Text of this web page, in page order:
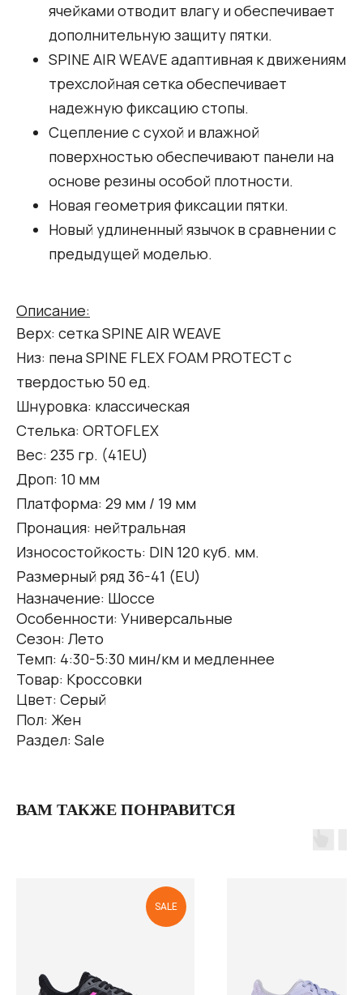
ячейками отводит влагу и обеспечивает
дополнительную защиту пятки.
SPINE AIR WEAVE адаптивная к движениям
трехслойная сетка обеспечивает
надежную фиксацию стопы.
Сцепление с сухой и влажной
поверхностью обеспечивают панели на
основе резины особой плотности.
Новая геометрия фиксации пятки.
Новый удлиненный язычок в сравнении с
предыдущей моделью.
Описание:
Верх: сетка SPINE AIR WEAVE
Низ: пена SPINE FLEX FOAM PROTECT c
твердостью 50 ед.
Шнуровка: классическая
Стелька: ORTOFLEX
Вес: 235 гр. (41EU)
Дроп: 10 мм
Платформа: 29 мм / 19 мм
Пронация: нейтральная
Износостойкость: DIN 120 куб. мм.
Размерный ряд 36-41 (EU)
Назначение: Шоссе
Особенности: Универсальные
Сезон: Лето
Темп: 4:30-5:30 мин/км и медленнее
Товар: Кроссовки
Цвет: Серый
Пол: Жен
Раздел: Sale
ВАМ ТАКЖЕ ПОНРАВИТСЯ
SALE